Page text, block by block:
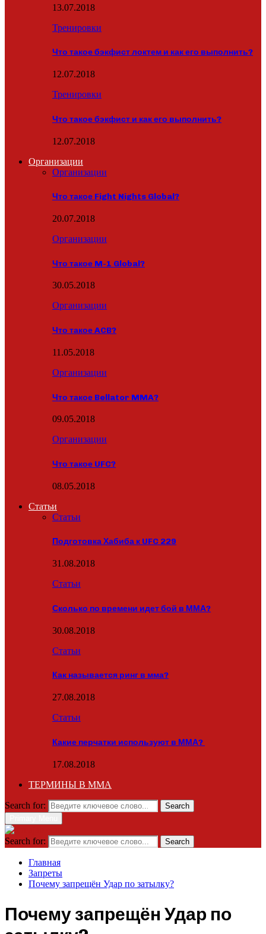
13.07.2018
Тренировки
Что такое бэкфист локтем и как его выполнить?
12.07.2018
Тренировки
Что такое бэкфист и как его выполнить?
12.07.2018
Организации
Организации
Что такое Fight Nights Global?
20.07.2018
Организации
Что такое M-1 Global?
30.05.2018
Организации
Что такое ACB?
11.05.2018
Организации
Что такое Bellator MMA?
09.05.2018
Организации
Что такое UFC?
08.05.2018
Статьи
Статьи
Подготовка Хабиба к UFC 229
31.08.2018
Статьи
Сколько по времени идет бой в ММА?
30.08.2018
Статьи
Как называется ринг в мма?
27.08.2018
Статьи
Какие перчатки используют в ММА?
17.08.2018
ТЕРМИНЫ В ММА
Search for:
Search
Search for: Search
Главная
Запреты
Почему запрещён Удар по затылку?
Почему запрещён Удар по